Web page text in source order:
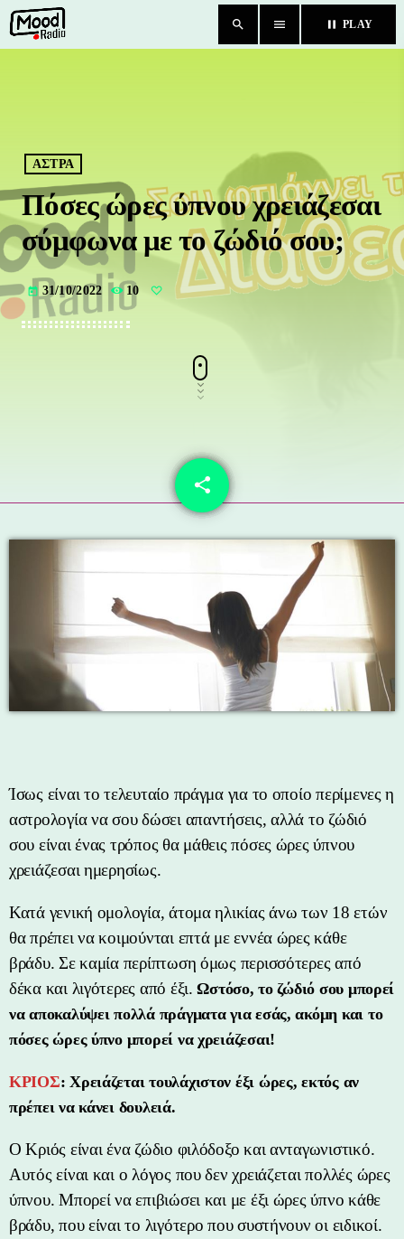
search menu pause PLAY
close
BLOG
TEAM
CHAT
ΚΑΤΗΓΟΡΙΕΣ
ΑΣΤΡΑ
Πόσες ώρες ύπνου χρειάζεσαι
σύμφωνα με το ζώδιό σου;
today 31/10/2022 10
share
email
Ίσως είναι το τελευταίο πράγμα για το οποίο περίμενες η
αστρολογία να σου δώσει απαντήσεις, αλλά το ζώδιό
σου είναι ένας τρόπος θα μάθεις πόσες ώρες ύπνου
χρειάζεσαι ημερησίως.
Κατά γενική ομολογία, άτομα ηλικίας άνω των 18 ετών
θα πρέπει να κοιμούνται επτά με εννέα ώρες κάθε
βράδυ. Σε καμία περίπτωση όμως περισσότερες από
δέκα και λιγότερες από έξι.Ωστόσο, το ζώδιό σου μπορεί
να αποκαλύψει πολλά πράγματα για εσάς, ακόμη και το
πόσες ώρες ύπνο μπορεί να χρειάζεσαι!
ΚΡΙΟΣ: Χρειάζεται τουλάχιστον έξι ώρες, εκτός αν
πρέπει να κάνει δουλειά.
Ο Κριός είναι ένα ζώδιο φιλόδοξο και ανταγωνιστικό.
Αυτός είναι και ο λόγος που δεν χρειάζεται πολλές ώρες
ύπνου. Μπορεί να επιβιώσει και με έξι ώρες ύπνο κάθε
βράδυ, που είναι το λιγότερο που συστήνουν οι ειδικοί.